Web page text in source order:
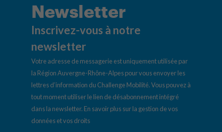
Newsletter
Inscrivez-vous à notre
newsletter
Votre adresse de messagerie est uniquement utilisée par
la Région Auvergne-Rhône-Alpes pour vous envoyer les
lettres d’information du Challenge Mobilité. Vous pouvez à
tout moment utiliser le lien de désabonnement intégré
dans la newsletter. En savoir plus sur la gestion de vos
données et vos droits